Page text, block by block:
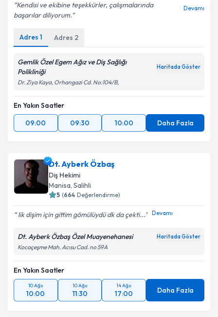
Kendisi ve ekibine teşekkürler, çalışmalarında
başarılar diliyorum.
Devamı
Adres 1 Adres 2
Gemlik Özel Egem Ağız ve Diş Sağlığı
Polikliniği
Haritada Göster
Dr. Ziya Kaya, Orhangazi Cd. No:104/B,
En Yakın Saatler
09:00
09:30 10:00 Daha Fazla
Dt. Ayberk Özbaş
Diş Hekimi
Manisa, Salihli
5 (664 Değerlendirme)
lik dişim için gittim gömülüydü dk da çekti... Devamı
Dt. Ayberk Özbaş Özel Muayenehanesi Haritada Göster
Kocaçeşme Mah. Acısu Cad. no 59A
En Yakın Saatler
10 Ağu
10:00
10 Ağu
11:30
14 Ağu
17:00 Daha Fazla